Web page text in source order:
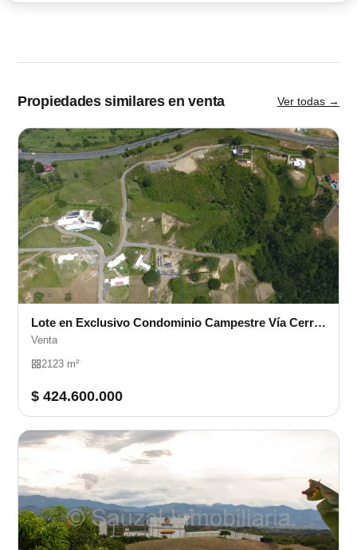
Propiedades similares en venta Ver todas →
Lote en Exclusivo Condominio Campestre Vía Cerritos
Venta
2123 m²
$ 424.600.000